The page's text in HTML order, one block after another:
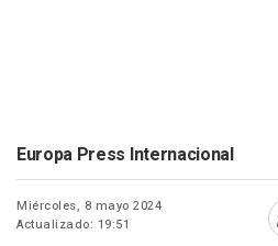
Europa Press Internacional
Miércoles, 8 mayo 2024
Actualizado: 19:51